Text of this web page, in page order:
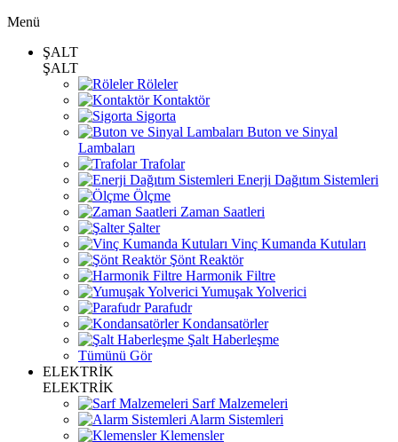
Menü
ŞALT
ŞALT
Röleler
Kontaktör
Sigorta
Buton ve Sinyal
Lambaları
Trafolar
Enerji Dağıtım Sistemleri
Ölçme
Zaman Saatleri
Şalter
Vinç Kumanda Kutuları
Şönt Reaktör
Harmonik Filtre
Yumuşak Yolverici
Parafudr
Kondansatörler
Şalt Haberleşme
Tümünü Gör
ELEKTRİK
ELEKTRİK
Sarf Malzemeleri
Alarm Sistemleri
Klemensler